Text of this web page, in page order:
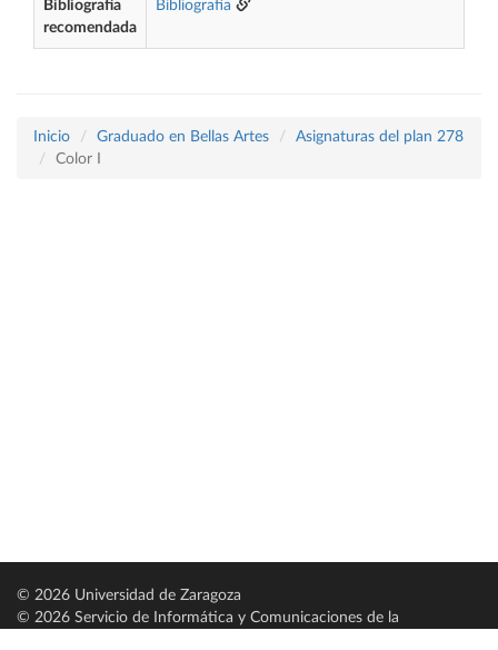
Bibliografía
recomendada
Bibliografía
Inicio Graduado en Bellas Artes
Asignaturas del plan 278
Color I
© 2026 Universidad de Zaragoza
© 2026 Servicio de Informática y Comunicaciones de la